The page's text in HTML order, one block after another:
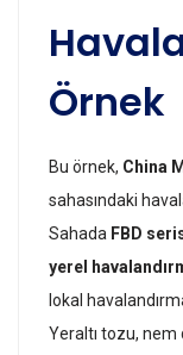
Örnek
Bu örnek, China
sahasındaki
Sahada FBD
yerel
lokal
Yeraltı tozu, nem